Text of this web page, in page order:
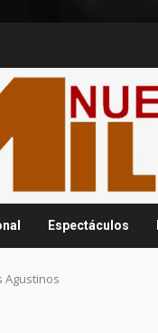
Espectáculos
Agustinos